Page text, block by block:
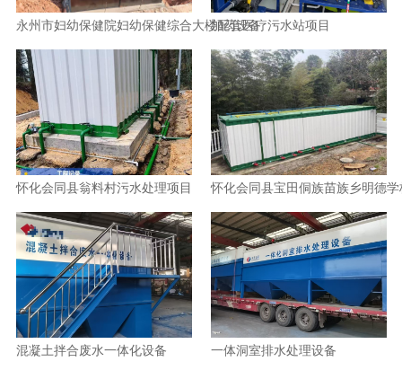
永州市妇幼保健院妇幼保健综合大楼配套医疗污水站项目
加药设备
怀化会同县翁料村污水处理项目 怀化会同县宝田侗族苗族乡明德
混凝土拌合废水一体化设备 一体洞室排水处理设备